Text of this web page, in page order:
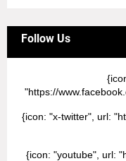
Follow Us
"https://
{icon: "x-twitter", url:
{icon: "youtube", url: